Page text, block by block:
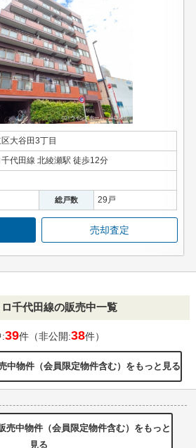
大谷田3丁目
代田線 北綾瀬駅 徒歩12分
総戸数 29戸
売却査定
千代田線の販売中一覧
39件（非公開:38件）
中物件（会員限定物件含む）をもっと見る
売中物件（会員限定物件含む）をもっと
見る